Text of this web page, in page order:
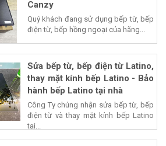
Canzy
Quý khách đang sử dụng bếp từ, bếp
điện từ, bếp hồng ngoại của hãng...
Sửa bếp từ, bếp điện từ Latino,
thay mặt kính bếp Latino - Bảo
hành bếp Latino tại nhà
Công Ty chúng nhận sửa bếp từ, bếp
điện từ và thay mặt kính bếp Latino
tại...